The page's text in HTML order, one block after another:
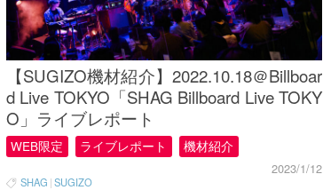
【SUGIZO機材紹介】2022.10.18＠Billboar
d Live TOKYO「SHAG Billboard Live TOKY
O」ライブレポート
WEB限定 ライブレポート 機材紹介
2023/1/12
SHAG |SUGIZO